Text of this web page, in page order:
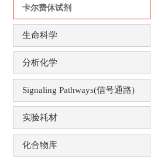
卡尔费休试剂
生命科学
分析化学
Signaling Pathways(信号通路)
实验耗材
化合物库